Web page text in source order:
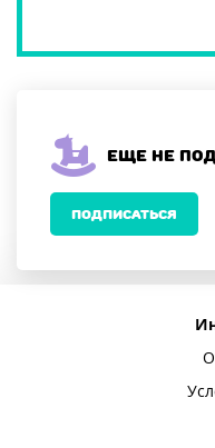
Еще не
ПОДПИСАТЬСЯ